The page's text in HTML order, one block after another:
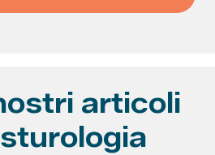
articoli